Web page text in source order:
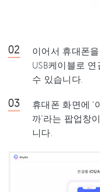
이어서 휴대폰
USB케이블로
수 있습니다.
휴대폰 화면에 ‘
까’라는 팝업창
니다.